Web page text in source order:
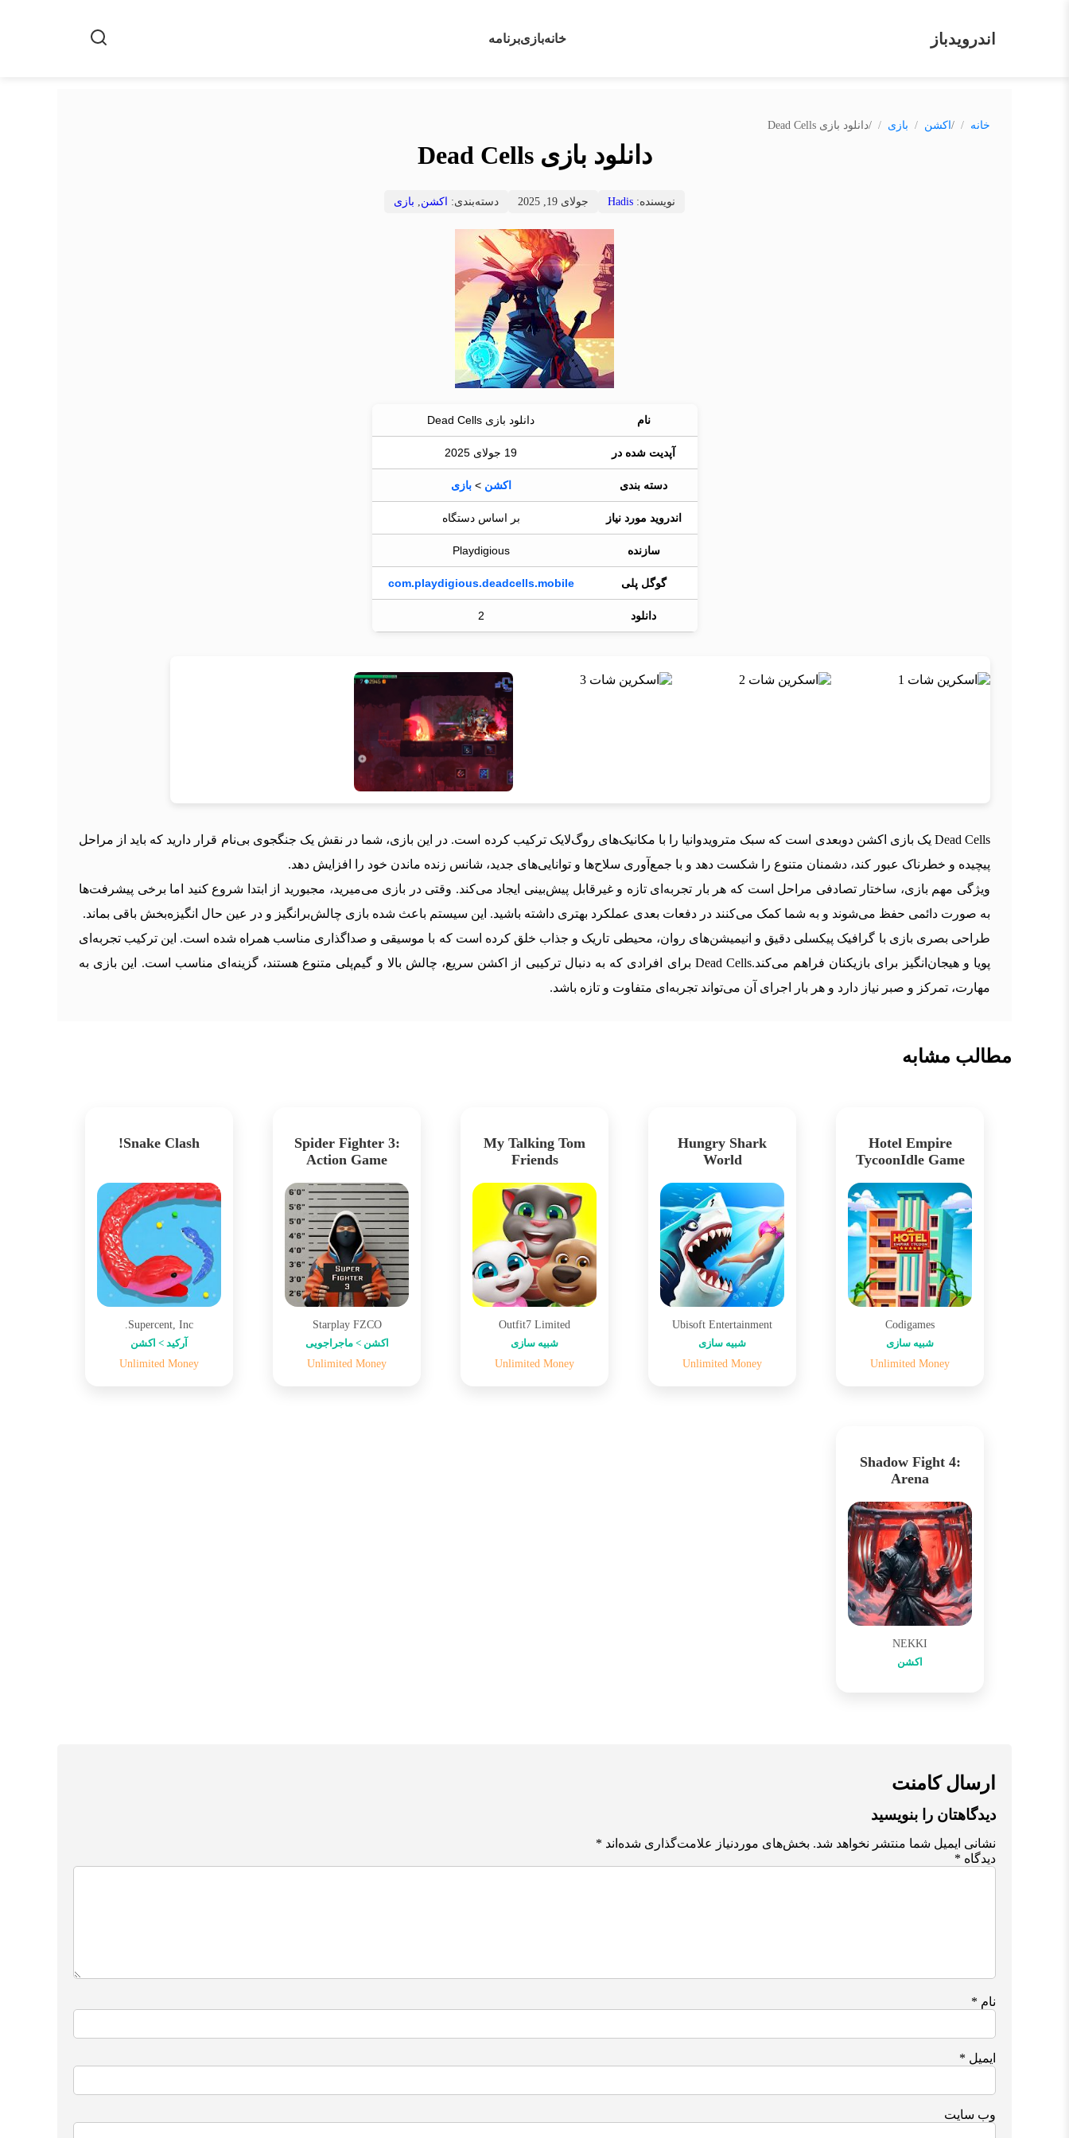
اندرویدباز خانهبازیبرنامه
خانه / اکشن بازی /دانلود بازی Dead Cells
دانلود بازی Dead Cells
نویسنده: Hadis جولای 19, 2025 دسته‌بندی: اکشن, بازی
نام دانلود بازی Dead Cells
آپدیت شده در 19 جولای 2025
دسته بندی اکشن >بازی
اندروید مورد نیاز بر اساس دستگاه
سازنده Playdigious
گوگل پلی com.playdigious.deadcells.mobile
دانلود 2
Dead Cells یک بازی اکشن دوبعدی است که سبک مترویدوانیا را با مکانیک‌های روگ‌لایک ترکیب کرده است. در این بازی، شما در نقش یک جنگجوی بی‌نام قرار دارید که باید از مراحل
پیچیده و خطرناک عبور کند، دشمنان متنوع را شکست دهد و با جمع‌آوری سلاح‌ها و توانایی‌های جدید، شانس زنده ماندن خود را افزایش دهد.
ویژگی مهم بازی، ساختار تصادفی مراحل است که هر بار تجربه‌ای تازه و غیرقابل پیش‌بینی ایجاد می‌کند. وقتی در بازی می‌میرید، مجبورید از ابتدا شروع کنید اما برخی پیشرفت‌ها
به صورت دائمی حفظ می‌شوند و به شما کمک می‌کنند در دفعات بعدی عملکرد بهتری داشته باشید. این سیستم باعث شده بازی چالش‌برانگیز و در عین حال انگیزه‌بخش باقی بماند.
طراحی بصری بازی با گرافیک پیکسلی دقیق و انیمیشن‌های روان، محیطی تاریک و جذاب خلق کرده است که با موسیقی و صداگذاری مناسب همراه شده است. این ترکیب تجربه‌ای
پویا و هیجان‌انگیز برای بازیکنان فراهم می‌کند.Dead Cells برای افرادی که به دنبال ترکیبی از اکشن سریع، چالش بالا و گیم‌پلی متنوع هستند، گزینه‌ای مناسب است. این بازی به
مهارت، تمرکز و صبر نیاز دارد و هر بار اجرای آن می‌تواند تجربه‌ای متفاوت و تازه باشد.
مطالب مشابه
Hotel Empire
TycoonIdle Game
Codigames
شبیه سازی
Unlimited Money
Hungry Shark
World
Ubisoft Entertainment
شبیه سازی
Unlimited Money
My Talking Tom
Friends
Outfit7 Limited
شبیه سازی
Unlimited Money
Spider Fighter 3:
Action Game
Starplay FZCO
اکشن > ماجراجویی
Unlimited Money
Snake Clash!
Supercent, Inc.
آرکید > اکشن
Unlimited Money
Shadow Fight 4:
Arena
NEKKI
اکشن
ارسال کامنت
دیدگاهتان را بنویسید
نشانی ایمیل شما منتشر نخواهد شد. بخش‌های موردنیاز علامت‌گذاری شده‌اند *
دیدگاه *
نام *
ایمیل *
وب‌ سایت